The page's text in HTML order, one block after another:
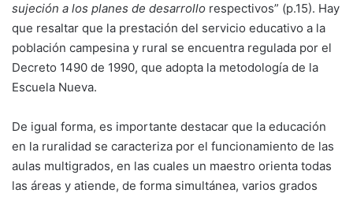
sujeción a los planes de desarrollo respectivos” (p.15). Hay
que resaltar que la prestación del servicio educativo a la
población campesina y rural se encuentra regulada por el
Decreto 1490 de 1990, que adopta la metodología de la
Escuela Nueva.
De igual forma, es importante destacar que la educación
en la ruralidad se caracteriza por el funcionamiento de las
aulas multigrados, en las cuales un maestro orienta todas
las áreas y atiende, de forma simultánea, varios grados